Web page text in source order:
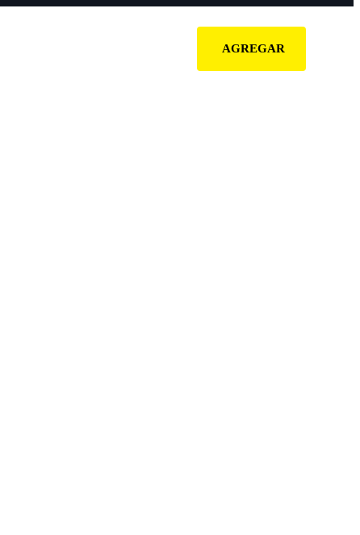
AGREGAR